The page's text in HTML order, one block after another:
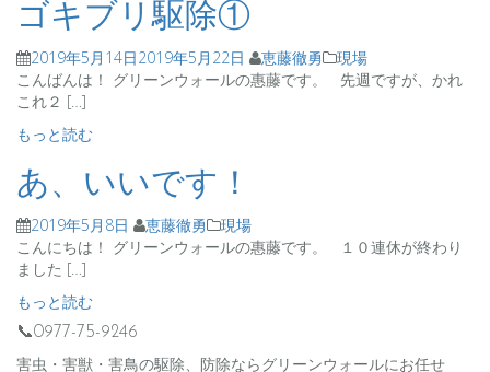
ゴキブリ駆除①
2019年5月14日2019年5月22日 恵藤徹勇
現場
こんばんは！ グリーンウォールの惠藤です。 先週ですが、かれ
これ２ […]
もっと読む
あ、いいです！
2019年5月8日 恵藤徹勇
現場
こんにちは！ グリーンウォールの惠藤です。 １０連休が終わり
ました […]
もっと読む
📞0977-75-9246
害虫・害獣・害鳥の駆除、防除ならグリーンウォールにお任せ